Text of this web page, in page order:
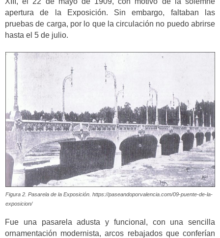
apertura de la Exposición. Sin embargo, faltaban las
pruebas de carga, por lo que la circulación no puedo abrirse
hasta el 5 de julio.
Figura 2. Pasarela de la Exposición. https://paseandoporvalencia.com/09-puente-de-la-
exposicion/
Fue una pasarela adusta y funcional, con una sencilla
ornamentación modernista, arcos rebajados que conferían